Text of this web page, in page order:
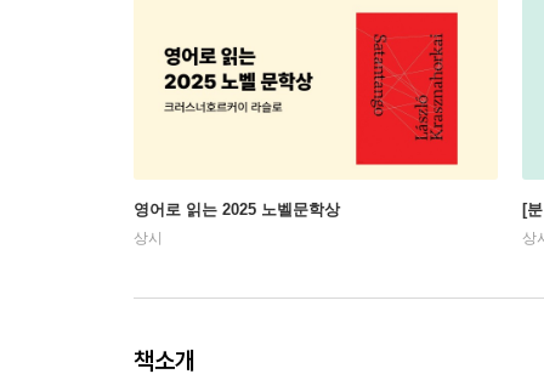
영어로 읽는 2025 노벨문학상
상시
[
상
책소개